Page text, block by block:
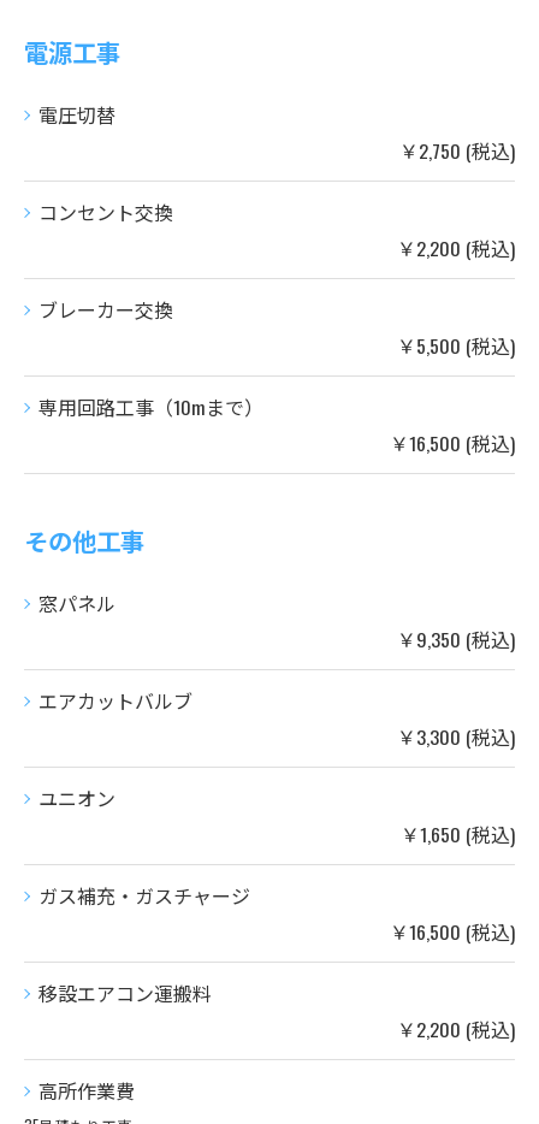
電源工事
電圧切替
￥2,750 (税込)
コンセント交換
￥2,200 (税込)
ブレーカー交換
￥5,500 (税込)
専用回路工事（10mまで）
￥16,500 (税込)
その他工事
窓パネル
￥9,350 (税込)
エアカットバルブ
￥3,300 (税込)
ユニオン
￥1,650 (税込)
ガス補充・ガスチャージ
￥16,500 (税込)
移設エアコン運搬料
￥2,200 (税込)
高所作業費